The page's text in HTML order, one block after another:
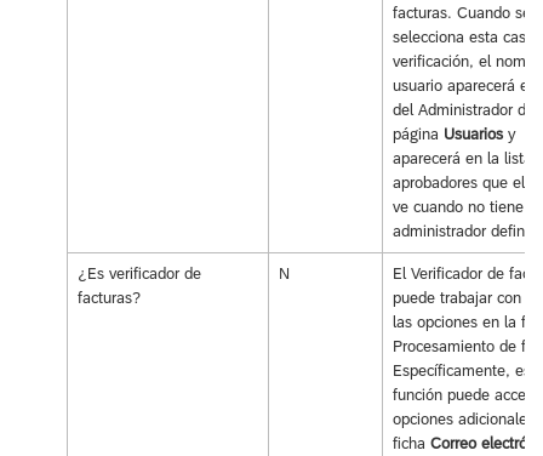
facturas. Cuando se
selecciona esta
verificación, el
usuario aparecerá en
del Administrador de
página Usuariosy
aparecerá en la lista
aprobadores que el
ve cuando no tiene
administrador
¿Es verificador de
facturas?
N
El Verificador de
puede trabajar con
las opciones en la
Procesamiento de
Específicamente, esta
función puede
opciones adicionales
ficha Correo